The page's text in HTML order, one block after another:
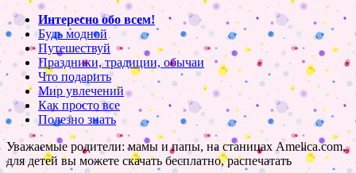
Интересно обо всем!
Будь модной
Путешествуй
Праздники, традиции, обычаи
Что подарить
Мир увлечений
Как просто все
Полезно знать
Уважаемые родители: мамы и папы, на станицах Amelica.com,
для детей вы можете скачать бесплатно, распечатать